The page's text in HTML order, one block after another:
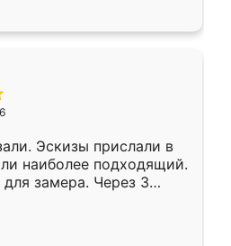
Эскизы прислали в
наиболее подходящий.
замера. Через 3
уже готова. Остались
Спасибо Ренессанс
работу!